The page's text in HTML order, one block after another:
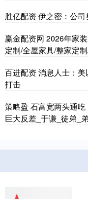
胜亿配资 伊之密：公
赢金配资网 2026年家
定制/全屋家具/整家定
百进配资 消息人士：
打击
策略盈 石富宽两头通
巨大反差_于谦_徒弟_